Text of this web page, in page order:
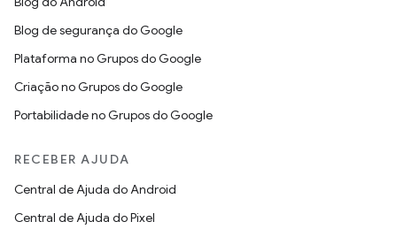
Blog de segurança do Google
Plataforma no Grupos do Google
Criação no Grupos do Google
Portabilidade no Grupos do Google
RECEBER AJUDA
Central de Ajuda do Android
Central de Ajuda do Pixel